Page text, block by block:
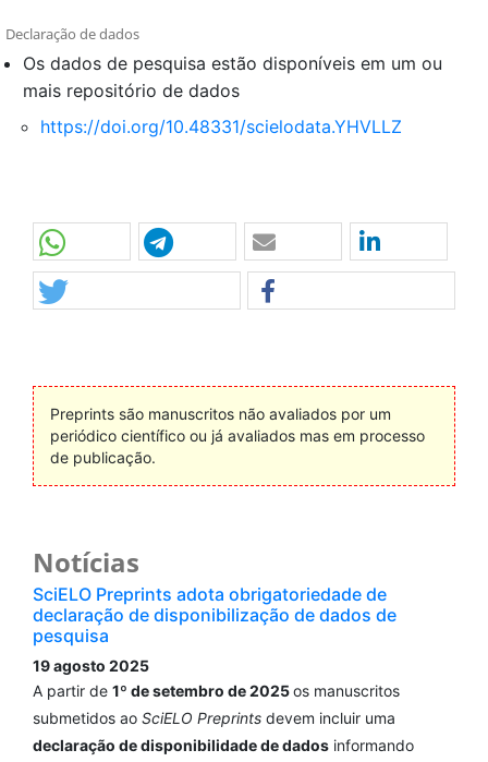
Declaração de dados
Os dados de pesquisa estão disponíveis em um ou
mais repositório de dados
https://doi.org/10.48331/scielodata.YHVLLZ
Preprints são manuscritos não avaliados por um
periódico científico ou já avaliados mas em processo
de publicação.
Notícias
SciELO Preprints adota obrigatoriedade de
declaração de disponibilização de dados de
pesquisa
19 agosto 2025
A partir de 1º de setembro de 2025os manuscritos
submetidos ao SciELO Preprints devem incluir uma
declaração de disponibilidade de dados informando